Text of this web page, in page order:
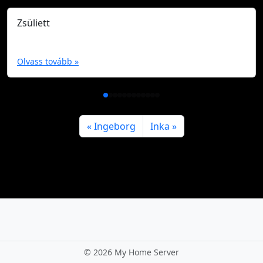
Zsüliett
Olvass tovább »
Ingeborg Inka
© 2026 My Home Server